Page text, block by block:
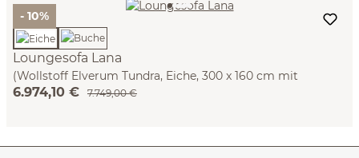
- 10%
Loungesofa Lana
(Wollstoff Elverum Tundra, Eiche, 300 x 160 cm mit
Liegeteil links/re)
6.974,10 € 7.749,00 €